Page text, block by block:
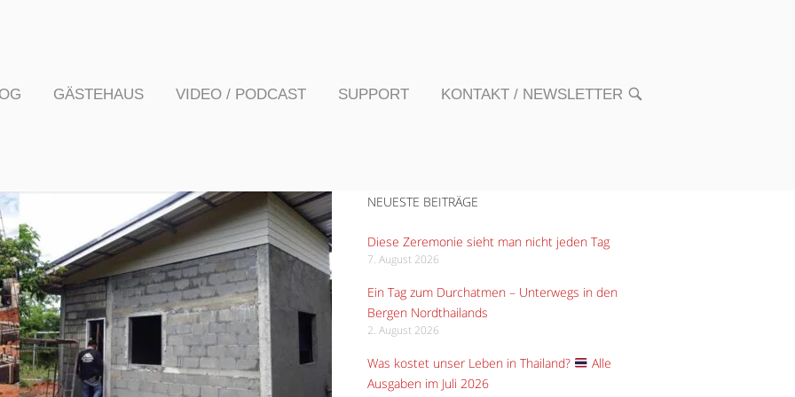
GÄSTEHAUS VIDEO / PODCAST SUPPORT KONTAKT / NEWSLETTER OPEN
NEUESTE BEITRÄGE
Diese Zeremonie sieht man nicht jeden Tag
7. August 2026
Ein Tag zum Durchatmen – Unterwegs in den
Bergen Nordthailands
2. August 2026
Was kostet unser Leben in Thailand?
Alle
Ausgaben im Juli 2026